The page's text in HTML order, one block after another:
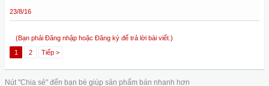
23/8/16
(Bạn phải Đăng nhập hoặc Đăng ký để trả lời bài viết.)
1
2 Tiếp >
Nút "Chia sẻ" đến bạn bè giúp sản phẩm bán nhanh hơn